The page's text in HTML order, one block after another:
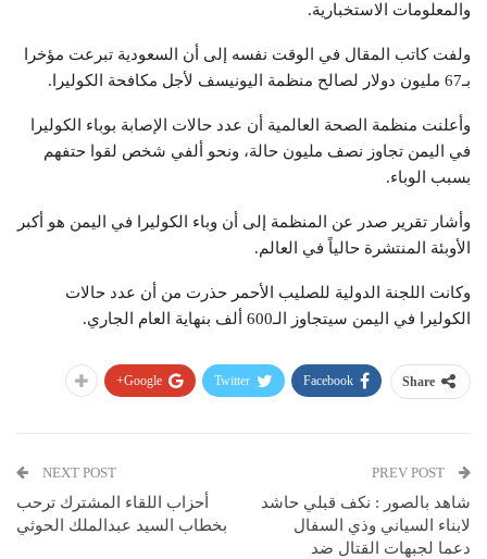
والمعلومات الاستخبارية.
ولفت كاتب المقال في الوقت نفسه إلى أن السعودية تبرعت مؤخرا
بـ67 مليون دولار لصالح منظمة اليونيسف لأجل مكافحة الكوليرا.
وأعلنت منظمة الصحة العالمية أن عدد حالات الإصابة بوباء الكوليرا
في اليمن تجاوز نصف مليون حالة، ونحو ألفي شخص لقوا حتفهم
بسبب الوباء.
وأشار تقرير صدر عن المنظمة إلى أن وباء الكوليرا في اليمن هو أكبر
الأوبئة المنتشرة حالياً في العالم.
وكانت اللجنة الدولية للصليب الأحمر حذرت من أن عدد حالات
الكوليرا في اليمن سيتجاوز الـ600 ألف بنهاية العام الجاري.
Share
Facebook
Twitter
Google+
شاهد بالصور : نكف قبلي حاشد
لابناء السياني وذي السفال
دعما لجبهات القتال ضد
NEXT POST
أحزاب اللقاء المشترك ترحب
بخطاب السيد عبدالملك الحوثي